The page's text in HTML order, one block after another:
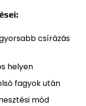
csírázás
helyen
fagyok után
mód